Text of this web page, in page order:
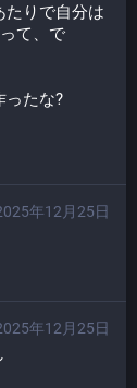
たりで自分は
て、で
ったな?
年12月25日
年12月25日